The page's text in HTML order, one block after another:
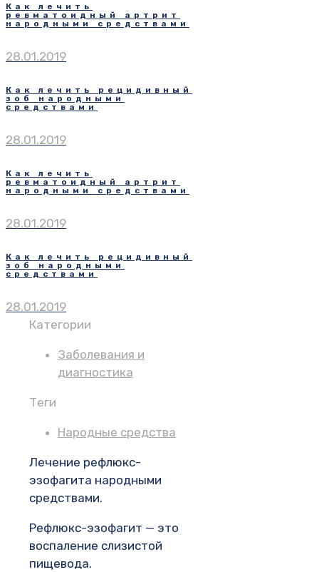
Как лечить
ревматоидный артрит
народными средствами
28.01.2019
Как лечить рецидивный
зоб народными
средствами
28.01.2019
Как лечить
ревматоидный артрит
народными средствами
28.01.2019
Как лечить рецидивный
зоб народными
средствами
28.01.2019
Категории
Заболевания и
диагностика
Теги
Народные средства
Лечение рефлюкс-
эзофагита народными
средствами.
Рефлюкс-эзофагит — это
воспаление слизистой
пищевода.